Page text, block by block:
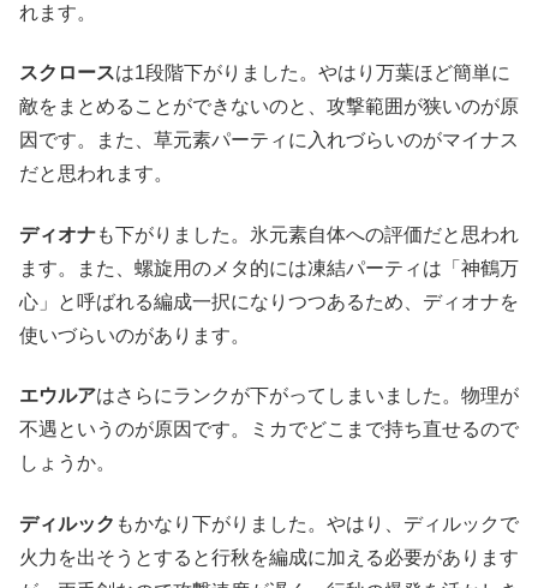
れます。
スクロースは1段階下がりました。やはり万葉ほど簡単に
敵をまとめることができないのと、攻撃範囲が狭いのが原
因です。また、草元素パーティに入れづらいのがマイナス
だと思われます。
ディオナも下がりました。氷元素自体への評価だと思われ
ます。また、螺旋用のメタ的には凍結パーティは「神鶴万
心」と呼ばれる編成一択になりつつあるため、ディオナを
使いづらいのがあります。
エウルアはさらにランクが下がってしまいました。物理が
不遇というのが原因です。ミカでどこまで持ち直せるので
しょうか。
ディルック もかなり下がりました。やはり、ディルックで
火力を出そうとすると行秋を編成に加える必要があります